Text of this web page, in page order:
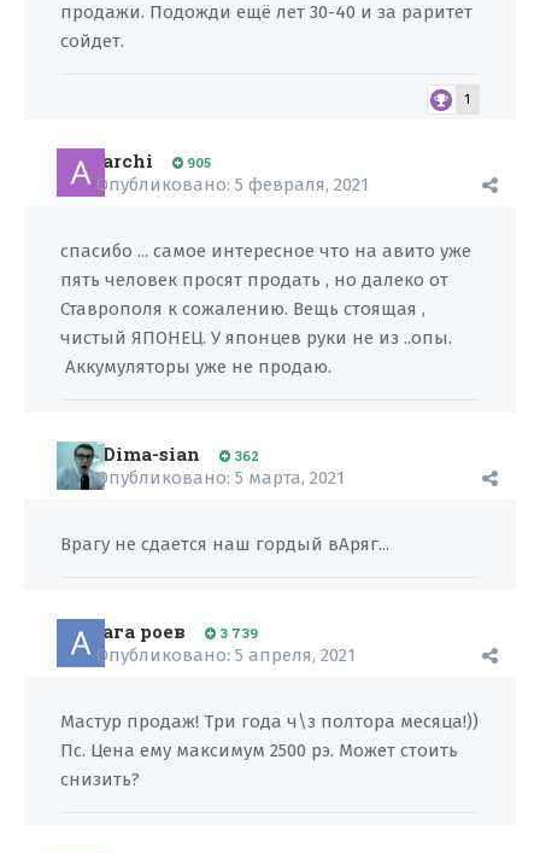
продажи. Подожди ещё лет 30-40 и за раритет
сойдет.
1
archi 905
Опубликовано: 5 февраля, 2021
спасибо ... самое интересное что на авито уже
пять человек просят продать , но далеко от
Ставрополя к сожалению. Вещь стоящая ,
чистый ЯПОНЕЦ. У японцев руки не из ..опы.
Аккумуляторы уже не продаю.
Dima-sian 362
Опубликовано: 5 марта, 2021
Врагу не сдается наш гордый вАряг...
ага роев 3 739
Опубликовано: 5 апреля, 2021
Мастур продаж! Три года ч\з полтора месяца!))
Пс. Цена ему максимум 2500 рэ. Может стоить
снизить?